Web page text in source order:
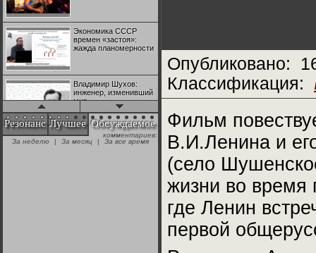
Экономика СССР
времен «застоя»:
жажда планомерности
Владимир Шухов:
инженер, изменивший
мир
"Аркадий Коц" на
эгалите-фесте "Не
Резонанс Лучшее Обсуждаемое
комментариев:
За неделю
| За месяц | За все время
Опубликовано:
Классификация:
Фильм
В.И.Ленина и
(село
жизни во
где Ленин
первой